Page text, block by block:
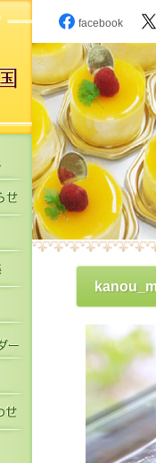
スイーツニュース
メディア登場のお
開催講座
イベント参加募集
パティスリーオー
主宰・平岩理緒プ
お仕事依頼・お問
facebook